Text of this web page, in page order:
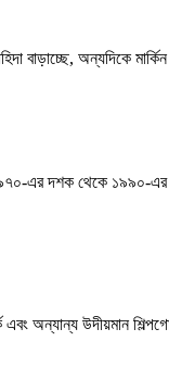
বাড়াচ্ছে, অন্যদিকে
১৯৭০-এর দশক থেকে ১৯৯০-
অন্যান্য উদীয়মান